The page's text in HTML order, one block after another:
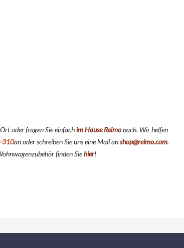
oder fragen Sie einfachim Hause Reimonach. Wir helfen
310an oder schreiben Sie uns eine Mail anshop@reimo.com.
finden Siehier!